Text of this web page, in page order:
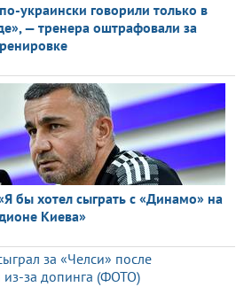
украински говорили только в
— тренера оштрафовали за
бы хотел сыграть с «Динамо» на
Киева»
за «Челси» после
за допинга (ФОТО)